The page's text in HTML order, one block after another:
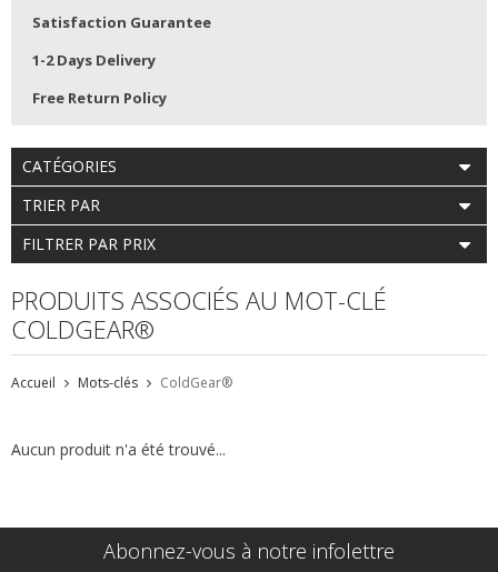
Satisfaction Guarantee
1-2 Days Delivery
Free Return Policy
CATÉGORIES
TRIER PAR
FILTRER PAR PRIX
PRODUITS ASSOCIÉS AU MOT-CLÉ
COLDGEAR®
Accueil Mots-clés ColdGear®
Aucun produit n'a été trouvé...
Abonnez-vous à notre infolettre